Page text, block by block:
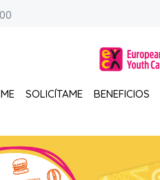
SOLICÍTAME BENEFICIOS